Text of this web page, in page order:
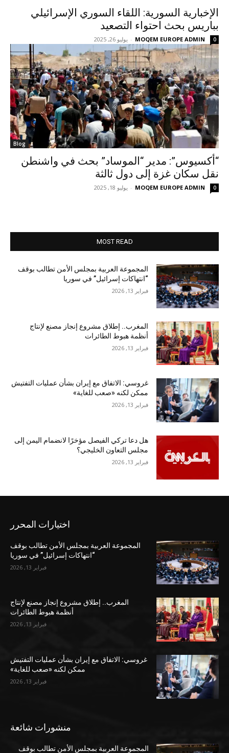
الإخبارية السورية: اللقاء السوري الإسرائيلي
بباريس بحث احتواء التصعيد
MOQEM EUROPE ADMIN
- يوليو 26, 2025 0
Blog
“أكسيوس”: مدير “الموساد” بحث في واشنطن
نقل سكان غزة إلى دول ثالثة
MOQEM EUROPE ADMIN
- يوليو 18, 2025 0
MOST READ
المجموعة العربية بمجلس الأمن تطالب بوقف
“انتهاكات إسرائيل” في سوريا
فبراير 13, 2026
المغرب.. إطلاق مشروع إنجاز مصنع لإنتاج
أنظمة هبوط الطائرات
فبراير 13, 2026
غروسي: الاتفاق مع إيران بشأن عمليات التفتيش
ممكن لكنه «صعب للغاية»
فبراير 13, 2026
هل دعا تركي الفيصل مؤخرًا لانضمام اليمن إلى
مجلس التعاون الخليجي؟
فبراير 13, 2026
اختيارات المحرر
المجموعة العربية بمجلس الأمن تطالب بوقف
“انتهاكات إسرائيل” في سوريا
فبراير 13, 2026
المغرب.. إطلاق مشروع إنجاز مصنع لإنتاج
أنظمة هبوط الطائرات
فبراير 13, 2026
غروسي: الاتفاق مع إيران بشأن عمليات التفتيش
ممكن لكنه «صعب للغاية»
فبراير 13, 2026
منشورات شائعة
المجموعة العربية بمجلس الأمن تطالب بوقف